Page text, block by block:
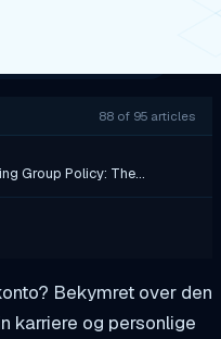
88 of 95 articles
Group Policy: The…
Bekymret over den
karriere og personlige